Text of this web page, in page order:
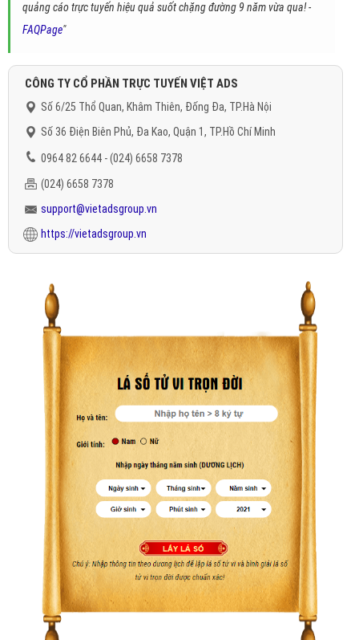
quảng cáo trực tuyến hiệu quả suốt chặng đường 9 năm vừa qua! -
FAQPage"
CÔNG TY CỔ PHẦN TRỰC TUYẾN VIỆT ADS
Số 6/25 Thổ Quan, Khâm Thiên, Đống Đa, TP.Hà Nội
Số 36 Điện Biên Phủ, Đa Kao, Quận 1, TP.Hồ Chí Minh
0964 82 6644 - (024) 6658 7378
(024) 6658 7378
support@vietadsgroup.vn
https://vietadsgroup.vn